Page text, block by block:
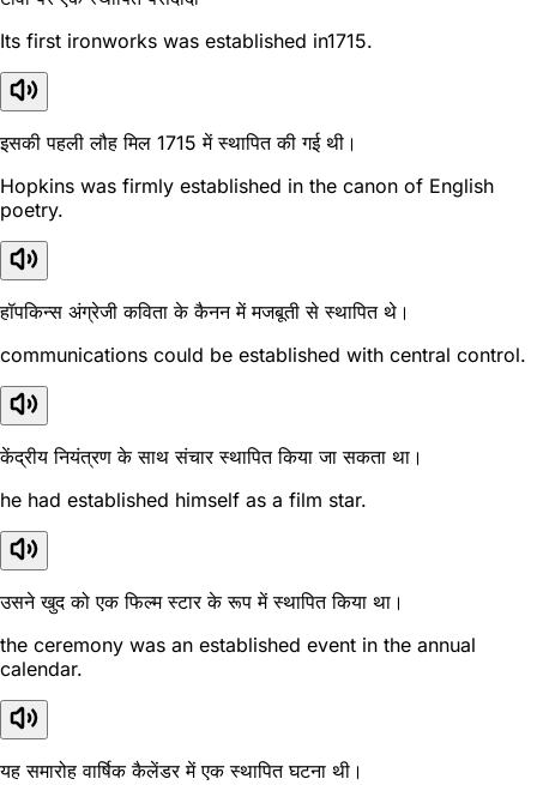
Its first ironworks was established in1715.
इसकी पहली लौह मिल 1715 में स्थापित की गई थी।
Hopkins was firmly established in the canon of English
poetry.
हॉपकिन्स अंग्रेजी कविता के कैनन में मजबूती से स्थापित थे।
communications could be established with central control.
केंद्रीय नियंत्रण के साथ संचार स्थापित किया जा सकता था।
he had established himself as a film star.
उसने खुद को एक फिल्म स्टार के रूप में स्थापित किया था।
the ceremony was an established event in the annual
calendar.
यह समारोह वार्षिक कैलेंडर में एक स्थापित घटना थी।